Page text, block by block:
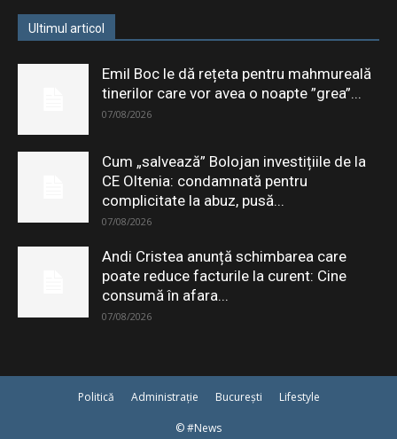
Ultimul articol
Emil Boc le dă rețeta pentru mahmureală
tinerilor care vor avea o noapte ”grea”...
07/08/2026
Cum „salvează” Bolojan investițiile de la
CE Oltenia: condamnată pentru
complicitate la abuz, pusă...
07/08/2026
Andi Cristea anunță schimbarea care
poate reduce facturile la curent: Cine
consumă în afara...
07/08/2026
Politică Administrație București Lifestyle
© #News